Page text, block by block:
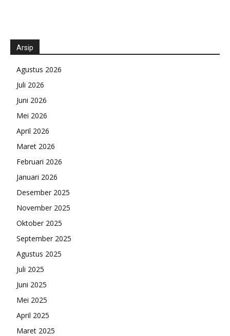
Arsip
Agustus 2026
Juli 2026
Juni 2026
Mei 2026
April 2026
Maret 2026
Februari 2026
Januari 2026
Desember 2025
November 2025
Oktober 2025
September 2025
Agustus 2025
Juli 2025
Juni 2025
Mei 2025
April 2025
Maret 2025